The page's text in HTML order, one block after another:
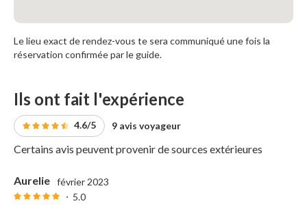
Le lieu exact de rendez-vous te sera communiqué une fois la
réservation confirmée par le guide.
Ils ont fait l'expérience
4.6/5 9 avis voyageur
Certains avis peuvent provenir de sources extérieures
Aurelie février 2023
5.0